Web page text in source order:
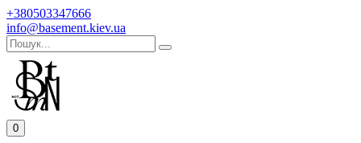
+380503347666
info@basement.kiev.ua
0